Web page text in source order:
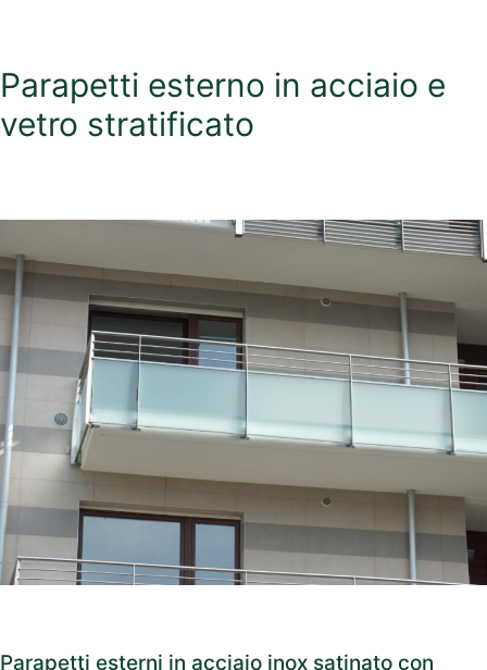
Parapetti esterno in acciaio e
vetro stratificato
Parapetti esterni in acciaio inox satinato con